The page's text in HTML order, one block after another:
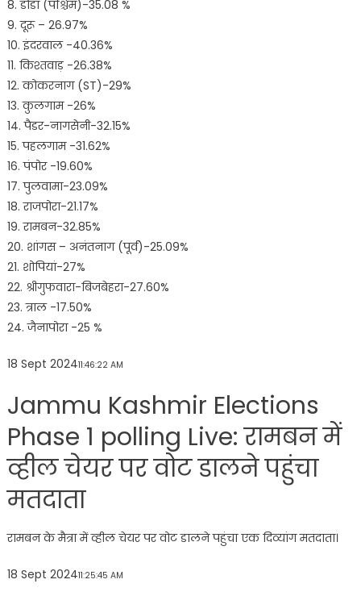
8. डोडा (पश्चिम)-35.08 %
9. दूरू – 26.97%
10. इंदरवाल -40.36%
11. किश्तवाड़ -26.38%
12. कोकरनाग (ST)-29%
13. कुलगाम -26%
14. पैडर-नागसेनी-32.15%
15. पहलगाम -31.62%
16. पंपोर -19.60%
17. पुलवामा-23.09%
18. राजपोरा-21.17%
19. रामबन-32.85%
20. शांगस – अनंतनाग (पूर्व)-25.09%
21. शोपियां-27%
22. श्रीगुफवारा-बिजबेहरा-27.60%
23. त्राल -17.50%
24. जैनापोरा -25 %
18 Sept 202411:46:22 AM
Jammu Kashmir Elections
Phase 1 polling Live: रामबन में
व्हील चेयर पर वोट डालने पहुंचा
मतदाता
रामबन के मैत्रा में व्हील चेयर पर वोट डालने पहुंचा एक दिव्यांग मतदाता।
18 Sept 202411:25:45 AM